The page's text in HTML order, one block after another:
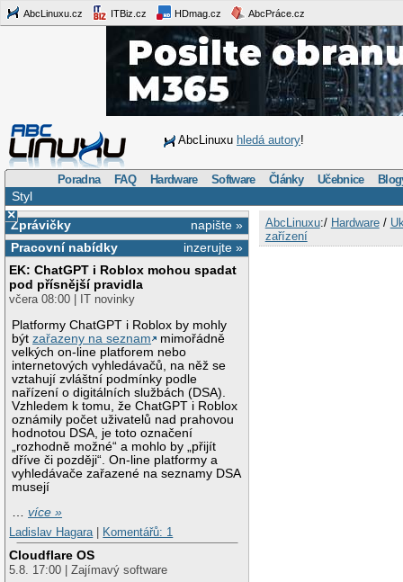
AbcLinuxu.cz ITBiz.cz HDmag.cz AbcPráce.cz
AbcLinuxu hledá autory!
Poradna FAQ Hardware Software Články Učebnice
Styl
×
napište »
Zprávičky
inzerujte »
Pracovní nabídky
EK: ChatGPT i Roblox mohou spadat
pod přísnější pravidla
včera 08:00 | IT novinky
Platformy ChatGPT i Roblox by mohly
býtzařazeny na seznam
mimořádně
velkých on-line platforem nebo
internetových vyhledávačů, na něž se
vztahují zvláštní podmínky podle
nařízení o digitálních službách (DSA).
Vzhledem k tomu, že ChatGPT i Roblox
oznámily počet uživatelů nad prahovou
hodnotou DSA, je toto označení
„rozhodně možné“ a mohlo by „přijít
dříve či později“. On-line platformy a
vyhledávače zařazené na seznamy DSA
musejí
…více »
Ladislav Hagara
Komentářů: 1
Cloudflare OS
5.8. 17:00 | Zajímavý software
AbcLinuxu:/ Hardware/
zařízení